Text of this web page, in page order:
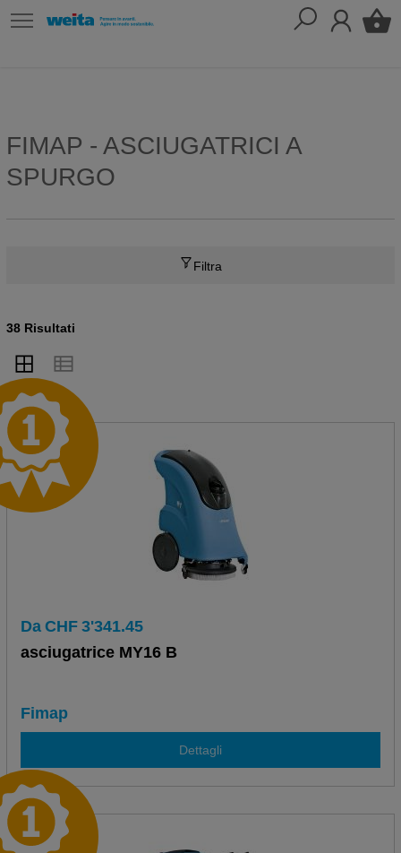
FIMAP - ASCIUGATRICI A
SPURGO
Filtra
38 Risultati
Da CHF 3'341.45
asciugatrice MY16 B
Fimap
Dettagli